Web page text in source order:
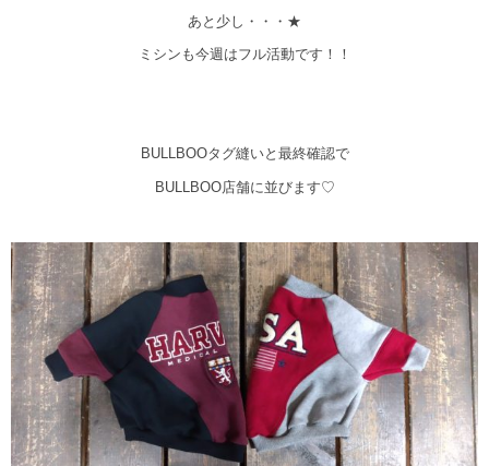
あと少し・・・★
ミシンも今週はフル活動です！！
BULLBOOタグ縫いと最終確認で
BULLBOO店舗に並びます♡